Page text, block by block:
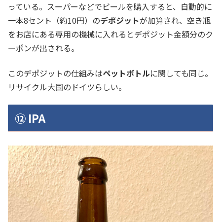
っている。スーパーなどでビールを購入すると、自動的に
一本8セント（約10円）のデポジットが加算され、空き瓶
をお店にある専用の機械に入れるとデポジット金額分のク
ーポンが出される。
このデポジットの仕組みはペットボトルに関しても同じ。
リサイクル大国のドイツらしい。
⑫ IPA